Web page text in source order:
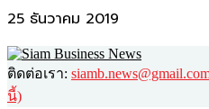
25 ธันวาคม 2019
ติดต่อเรา:
นี้)